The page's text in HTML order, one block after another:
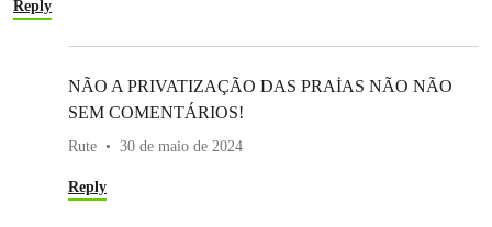
Reply
NÃO A PRIVATIZAÇÃO DAS PRAİAS NÃO NÃO
SEM COMENTÁRIOS!
Rute 30 de maio de 2024
Reply